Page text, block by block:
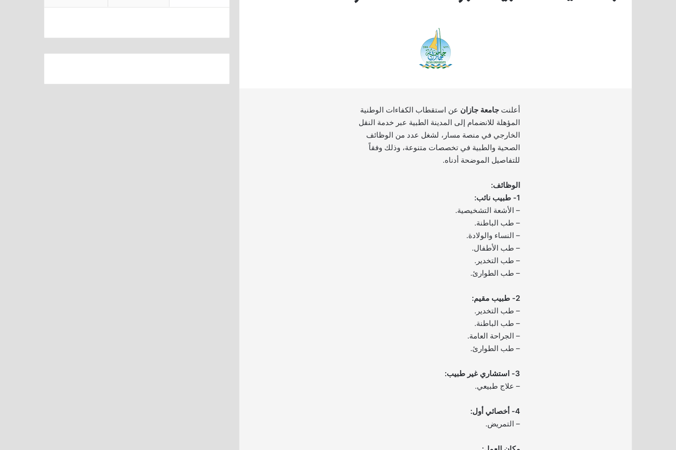
أعلنت جامعة جازان عن استقطاب الكفاءات الوطنية
المؤهلة للانضمام إلى المدينة الطبية عبر خدمة النقل
الخارجي في منصة مسار، لشغل عدد من الوظائف
الصحية والطبية في تخصصات متنوعة، وذلك وفقاً
للتفاصيل الموضحة أدناه.
الوظائف:
1- طبيب نائب:
– الأشعة التشخيصية.
– طب الباطنة.
– النساء والولادة.
– طب الأطفال.
– طب التخدير.
– طب الطوارئ.
2- طبيب مقيم:
– طب التخدير.
– طب الباطنة.
– الجراحة العامة.
– طب الطوارئ.
3- استشاري غير طبيب:
– علاج طبيعي.
4- أخصائي أول:
– التمريض.